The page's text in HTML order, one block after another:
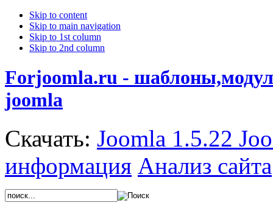
Skip to content
Skip to main navigation
Skip to 1st column
Skip to 2nd column
Forjoomla.ru -
joomla
Скачать: Joomla 1.5.22
информация Анализ сайта